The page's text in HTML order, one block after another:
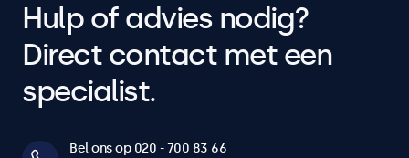
Hulp of advies nodig?
Direct contact met een
specialist.
Bel ons op 020 - 700 83 66